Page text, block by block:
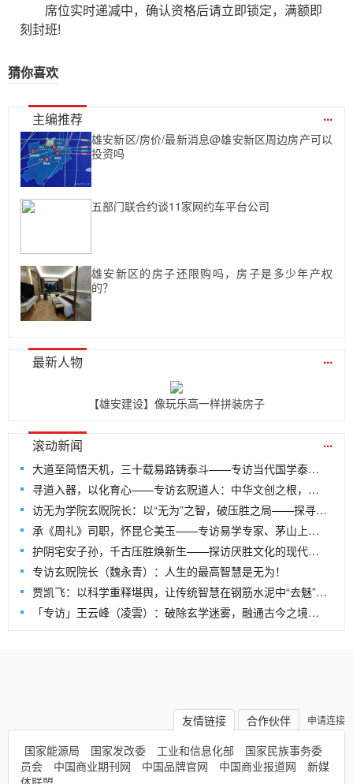
席位实时递减中，确认资格后请立即锁定，满额即
刻封班!
猜你喜欢
主编推荐 ...
雄安新区/房价/最新消息@雄安新区周边房产可以
投资吗
五部门联合约谈11家网约车平台公司
雄安新区的房子还限购吗，房子是多少年产权
的？
最新人物 ...
【雄安建设】像玩乐高一样拼装房子
滚动新闻 ...
大道至简悟天机，三十载易路铸泰斗——专访当代国学泰斗、易量子老师王开勇
寻道入器，以化育心——专访玄贶道人：中华文创之根，尽在“道”中
访无为学院玄贶院长：以“无为”之智，破压胜之局——探寻文创传承的千年回响
承《周礼》司职，怀昆仑美玉——专访易学专家、茅山上清派79代弟子司瑶
护阴宅安子孙，千古压胜焕新生——探访厌胜文化的现代传承与无为学院文创的破局之路
专访玄贶院长（魏永青）：人生的最高智慧是无为！
贾凯飞：以科学重释堪舆，让传统智慧在钢筋水泥中“去魅”新生——记北京国培世纪教育科学技术院咸阳市分院院长贾凯飞
「专访」王云峰（凌雲）：破除玄学迷雾，融通古今之境——专访北京国培世纪教育科学技术院山东济南市分院长
申请连接
友情链接
合作伙伴
国家能源局
国家发改委 工业和信息化部
国家民族事务委
员会
中国商业期刊网 中国品牌官网 中国商业报道网
新媒